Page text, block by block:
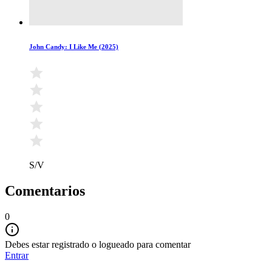
John Candy: I Like Me (2025)
S/V
Comentarios
0
Debes estar registrado o logueado para comentar
Entrar